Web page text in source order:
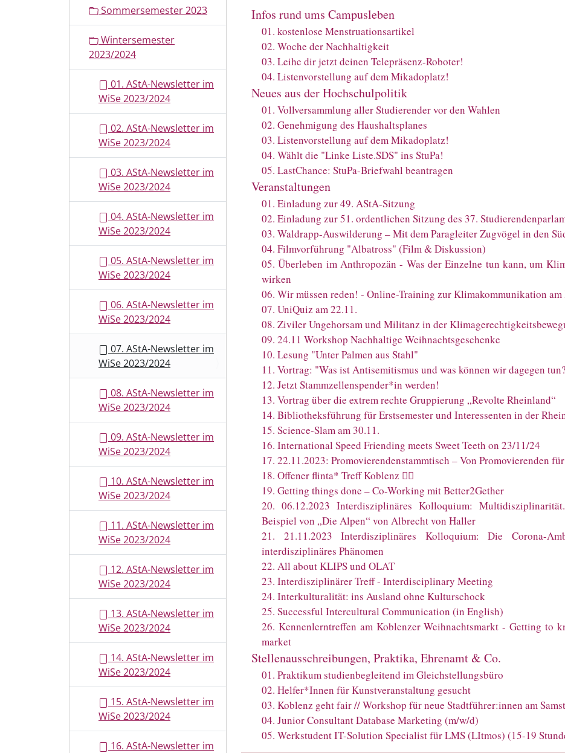
Infos rund ums Campusleben
01. kostenlose Menstruationsartikel
02. Woche der Nachhaltigkeit
03. Leihe dir jetzt deinen Telepräsenz-Roboter!
04. Listenvorstellung auf dem Mikadoplatz!
Neues aus der Hochschulpolitik
01. Vollversammlung aller Studierender vor den Wahlen
02. Genehmigung des Haushaltsplanes
03. Listenvorstellung auf dem Mikadoplatz!
04. Wählt die "Linke Liste.SDS" ins StuPa!
05. LastChance: StuPa-Briefwahl beantragen
Veranstaltungen
01. Einladung zur 49. AStA-Sitzung
02. Einladung zur 51. ordentlichen Sitzung des 37.
03. Waldrapp-Auswilderung – Mit dem Paragleiter Zugvögel in den
04. Filmvorführung "Albatross" (Film & Diskussion)
05.Überleben im Anthropozän - Was der Einzelne tun kann, um
wirken
06. Wir müssen reden! - Online-Training zur Klimakommunikation
07. UniQuiz am 22.11.
08. Ziviler Ungehorsam und Militanz in der
09. 24.11 Workshop Nachhaltige Weihnachtsgeschenke
10. Lesung "Unter Palmen aus Stahl"
11. Vortrag: "Was ist Antisemitismus und was können wir dagegen
12. Jetzt Stammzellenspender*in werden!
13. Vortrag über die extrem rechte Gruppierung „Revolte Rheinland“
14. Bibliotheksführung für Erstsemester und Interessenten in der
15. Science-Slam am 30.11.
16. International Speed Friending meets Sweet Teeth on 23/11/24
17. 22.11.2023: Promovierendenstammtisch – Von Promovierenden
18. Offener flinta* Treff Koblenz 🏳️‍🌈
19. Getting things done – Co-Working mit Better2Gether
20. 06.12.2023 Interdisziplinäres Kolloquium:
Beispiel von „Die Alpen“ von Albrecht von Haller
21. 21.11.2023 Interdisziplinäres Kolloquium: Die Corona-
interdisziplinäres Phänomen
22. All about KLIPS und OLAT
23. Interdisziplinärer Treff - Interdisciplinary Meeting
24. Interkulturalität: ins Ausland ohne Kulturschock
25. Successful Intercultural Communication (in English)
26. Kennenlerntreffen am Koblenzer Weihnachtsmarkt - Getting to
market
Stellenausschreibungen, Praktika, Ehrenamt & Co.
01. Praktikum studienbegleitend im Gleichstellungsbüro
02. Helfer*Innen für Kunstveranstaltung gesucht
03. Koblenz geht fair // Workshop für neue Stadtführer:innen am
04. Junior Consultant Database Marketing (m/w/d)
05. Werkstudent IT-Solution Specialist für LMS (LItmos) (15-19
Sommersemester 2023
Wintersemester
2023/2024
01. AStA-Newsletter im
WiSe 2023/2024
02. AStA-Newsletter im
WiSe 2023/2024
03. AStA-Newsletter im
WiSe 2023/2024
04. AStA-Newsletter im
WiSe 2023/2024
05. AStA-Newsletter im
WiSe 2023/2024
06. AStA-Newsletter im
WiSe 2023/2024
07. AStA-Newsletter im
WiSe 2023/2024
08. AStA-Newsletter im
WiSe 2023/2024
09. AStA-Newsletter im
WiSe 2023/2024
10. AStA-Newsletter im
WiSe 2023/2024
11. AStA-Newsletter im
WiSe 2023/2024
12. AStA-Newsletter im
WiSe 2023/2024
13. AStA-Newsletter im
WiSe 2023/2024
14. AStA-Newsletter im
WiSe 2023/2024
15. AStA-Newsletter im
WiSe 2023/2024
16. AStA-Newsletter im